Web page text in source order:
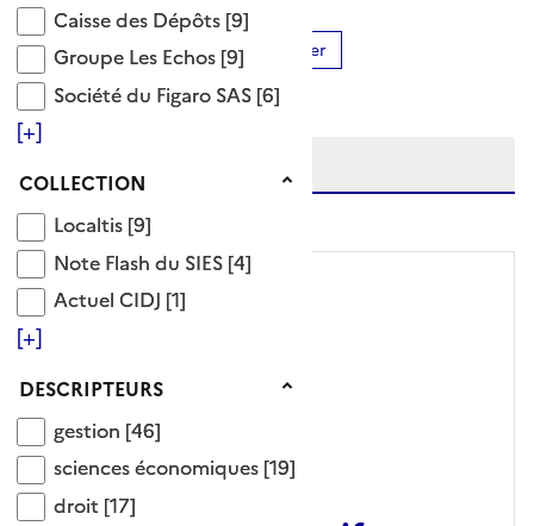
Caisse des Dépôts
Caisse des Dépôts [9]
Groupe Les Echos
Groupe Les Echos [9]
Société du Figaro SAS
Société du Figaro SAS [6]
[+]
Collection
COLLECTION
Localtis
Localtis [9]
Note Flash du SIES
Note Flash du SIES [4]
Actuel CIDJ
Actuel CIDJ [1]
[+]
Descripteurs
DESCRIPTEURS
gestion
gestion [46]
sciences économiques
sciences économiques [19]
droitdroit [17]
Tris disponibles (Ouverture d'une modale)
Ajouter le résultat au panier
Affiner la recherche
Etendre la recherche sur
niveau(x) vers le bas
ARTICLE